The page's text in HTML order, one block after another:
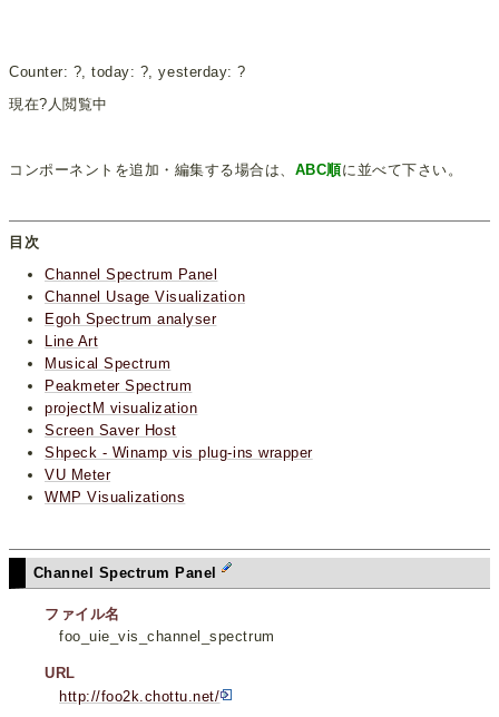
Counter: ?, today: ?, yesterday:?
現在? 人閲覧中
コンポーネントを追加・編集する場合は、 ABC順に並べて下さい。
目次
Channel Spectrum Panel
Channel Usage Visualization
Egoh Spectrum analyser
Line Art
Musical Spectrum
Peakmeter Spectrum
projectM visualization
Screen Saver Host
Shpeck - Winamp vis plug-ins wrapper
VU Meter
WMP Visualizations
Channel Spectrum Panel
ファイル名
foo_uie_vis_channel_spectrum
URL
http://foo2k.chottu.net/